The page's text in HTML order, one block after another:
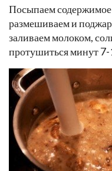
Посыпаем
размешиваем и
заливаем молоком,
протушиться минут 7-